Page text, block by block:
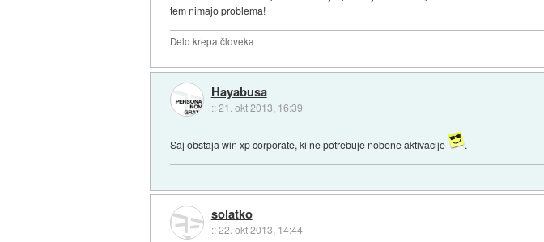
tem nimajo problema!
Delo krepa človeka
Hayabusa
::21. okt 2013, 16:39
Saj obstaja win xp corporate, ki ne potrebuje nobene aktivacije .
solatko
::22. okt 2013, 14:44